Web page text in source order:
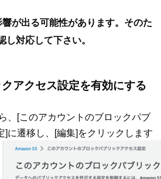
が出る可能性があります。そのた
対応して下さい。
アクセス設定を有効にする
、[このアカウントのブロックパブ
]に遷移し、[編集]をクリックします